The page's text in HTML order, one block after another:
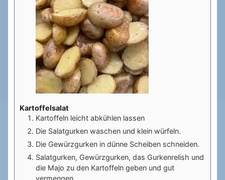
Kartoffelsalat
Kartoffeln leicht abkühlen lassen
Die Salatgurken waschen und klein würfeln.
Die Gewürzgurken in dünne Scheiben schneiden.
Salatgurken, Gewürzgurken, das Gurkenrelish und
die Majo zu den Kartoffeln geben und gut
vermengen.